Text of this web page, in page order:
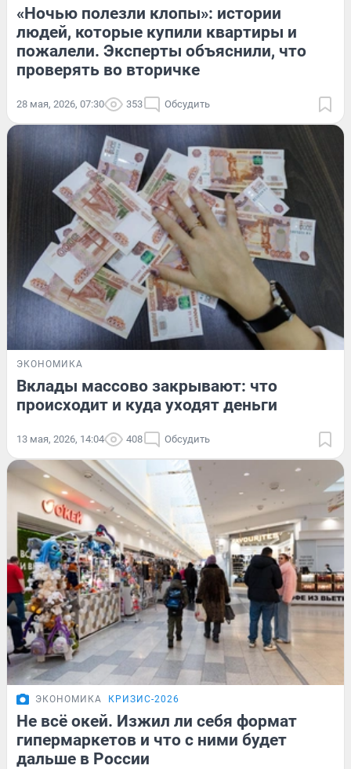
«Ночью полезли клопы»: истории
людей, которые купили квартиры и
пожалели. Эксперты объяснили, что
проверять во вторичке
28 мая, 2026, 07:30 353 Обсудить
ЭКОНОМИКА
Вклады массово закрывают: что
происходит и куда уходят деньги
13 мая, 2026, 14:04 408 Обсудить
ЭКОНОМИКА КРИЗИС-2026
Не всё окей. Изжил ли себя формат
гипермаркетов и что с ними будет
дальше в России